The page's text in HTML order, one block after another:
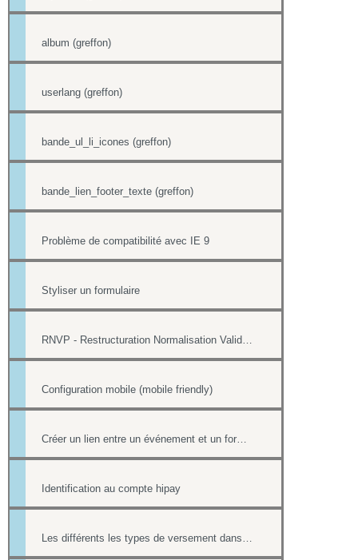
album (greffon)
userlang (greffon)
bande_ul_li_icones (greffon)
bande_lien_footer_texte (greffon)
Problème de compatibilité avec IE 9
Styliser un formulaire
RNVP - Restructuration Normalisation Validation Postale
Configuration mobile (mobile friendly)
Créer un lien entre un événement et un formulaire
Identification au compte hipay
Les différents les types de versement dans un formulaire payant.